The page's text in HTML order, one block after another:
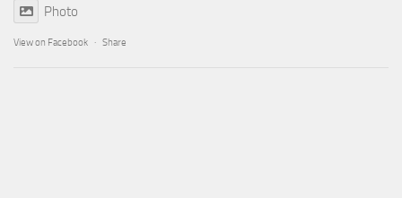
Photo
View on Facebook · Share